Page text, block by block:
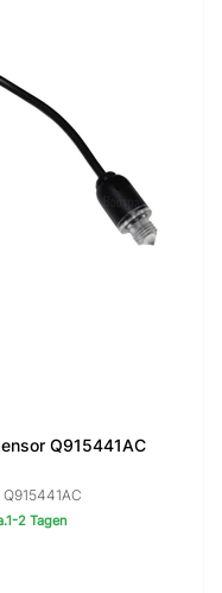
Q915441AC
2 Tagen